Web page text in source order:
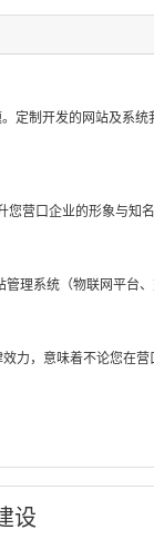
定制开发的网站及系
营口企业的形象与知名
理系统（物联网平台、
力，意味着不论您在
设